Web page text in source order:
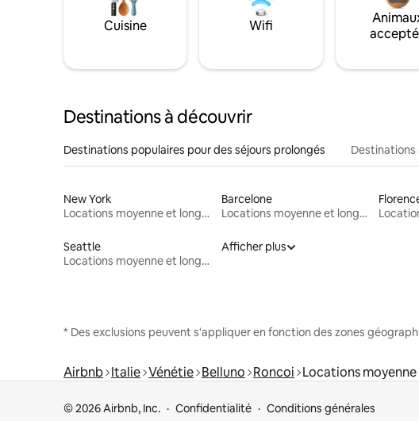
Cuisine Wifi
Destinations à découvrir
Destinations populaires pour des séjours prolongés
New York
Locations moyenne et longue durée
Barcelone
Locations moyenne et longue durée
Seattle
Locations moyenne et longue durée
Afficher plus
* Des exclusions peuvent s'appliquer en fonction des zones
Airbnb Italie Vénétie Belluno Roncoi Locations
© 2026 Airbnb, Inc. Confidentialité Conditions générales